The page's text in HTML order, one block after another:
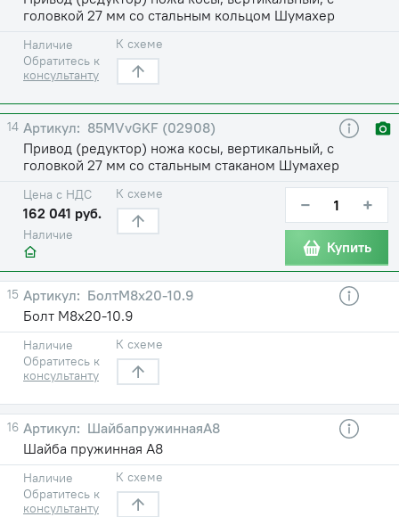
головкой 27 мм со стальным кольцом Шумахер
Наличие
Обратитесь к
консультанту
К схеме
14
85MVvGKF (02908)
Привод (редуктор) ножа косы, вертикальный, с
головкой 27 мм со стальным стаканом Шумахер
Наличие
Цена с НДС
162 041 руб.
К схеме − +
Купить
15
БолтМ8х20-10.9
Болт М8х20-10.9
Наличие
Обратитесь к
консультанту
К схеме
16
ШайбапружиннаяА8
Шайба пружинная А8
Наличие
Обратитесь к
консультанту
К схеме